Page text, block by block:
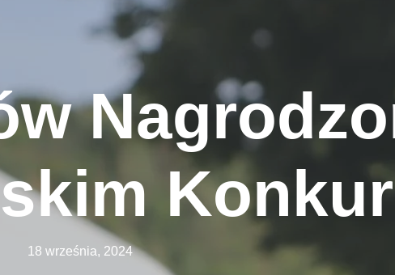
18 września, 2024